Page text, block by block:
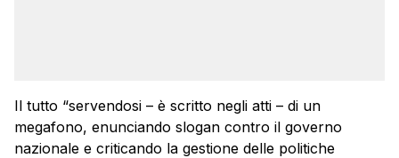
Il tutto “servendosi – è scritto negli atti – di un
megafono, enunciando slogan contro il governo
nazionale e criticando la gestione delle politiche